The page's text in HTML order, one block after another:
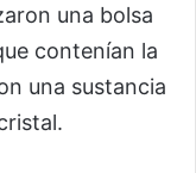
una bolsa
contenían la
una sustancia